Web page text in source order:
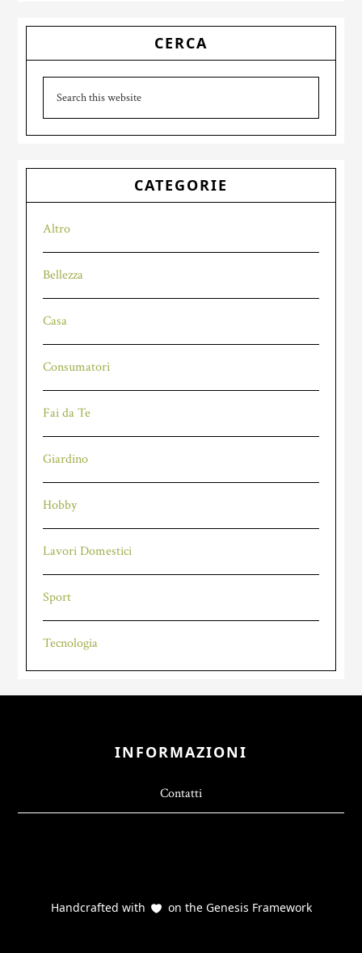
Primary
Sidebar
CERCA
this
CATEGORIE
Altro
Bellezza
Casa
Consumatori
Fai da Te
Giardino
Hobby
Lavori Domestici
Sport
Tecnologia
INFORMAZIONI
Contatti
Handcrafted with on theGenesis Framework